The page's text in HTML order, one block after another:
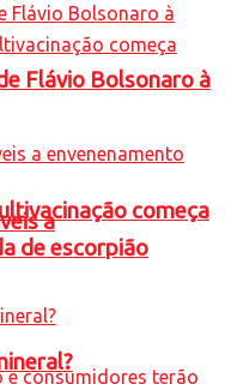
começa
Flávio Bolsonaro à
a
de escorpião